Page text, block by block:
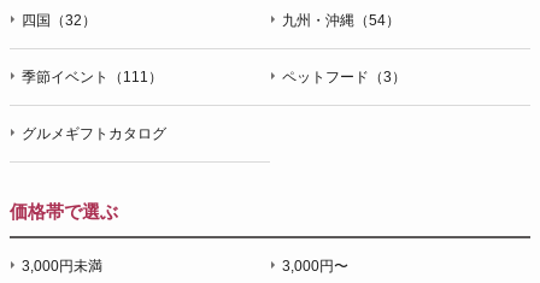
四国（32） 九州・沖縄（54）
季節イベント（111） ペットフード（3）
グルメギフトカタログ
価格帯で選ぶ
3,000円未満 3,000円〜